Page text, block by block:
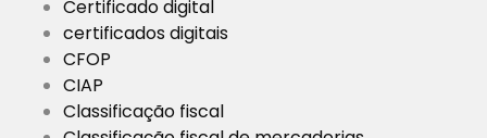
Certificado digital
certificados digitais
CFOP
CIAP
Classificação fiscal